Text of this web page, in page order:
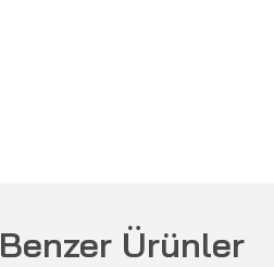
Benzer Ürünler